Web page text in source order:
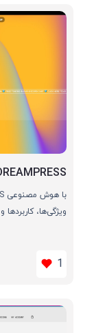
ویژگی‌ها،
1